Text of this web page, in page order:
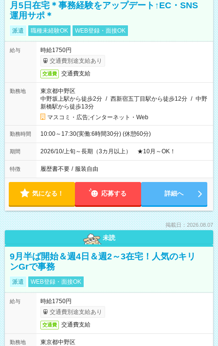
月5日在宅＊事務経験をアップデート↑EC・SNS
運用サポ＊
派遣 職種未経験OK WEB登録・面接OK
給与
時給1750円
交通費別途支給あり
交通費 交通費支給
勤務地
東京都中野区
中野坂上駅から徒歩2分 / 西新宿五丁目駅から徒歩12分 / 中野
新橋駅から徒歩13分
マスコミ・広告;インターネット・Web
勤務時間 10:00～17:30(実働:6時間30分) (休憩60分)
期間 2026/10/上旬～長期（3カ月以上） ★10月～OK！
特徴 履歴書不要 / 服装自由
気になる！ 応募する 詳細へ
掲載日：2026.08.07
未読
9月半ば開始＆週4日＆週2～3在宅！人気のキリ
ンGrで事務
派遣 WEB登録・面接OK
給与
時給1750円
交通費別途支給あり
交通費 交通費支給
勤務地
東京都中野区